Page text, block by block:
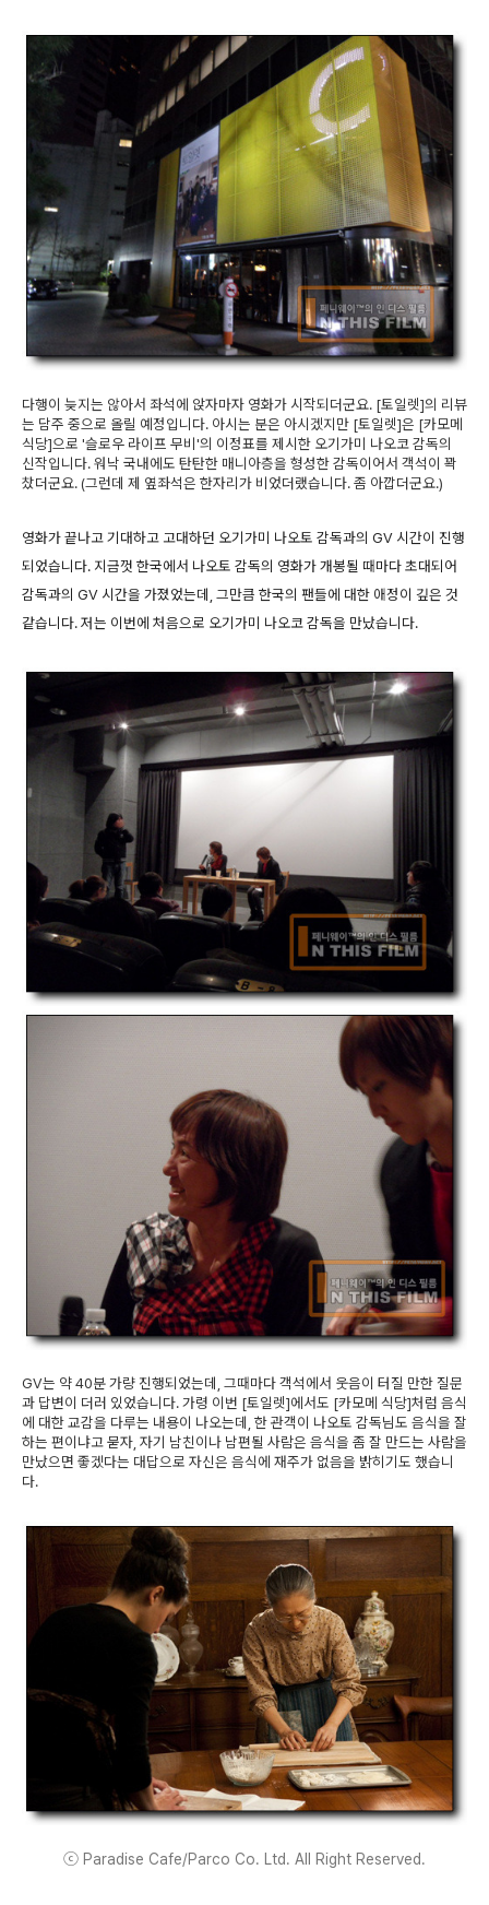
다행이 늦지는 않아서 좌석에 앉자마자 영화가 시작되더군요. [토일렛]의 리뷰
는 담주 중으로 올릴 예정입니다. 아시는 분은 아시겠지만 [토일렛]은 [카모메
식당]으로 '슬로우 라이프 무비'의 이정표를 제시한 오기가미 나오코 감독의
신작입니다. 워낙 국내에도 탄탄한 매니아층을 형성한 감독이어서 객석이 꽉
찼더군요. (그런데 제 옆좌석은 한자리가 비었더랬습니다. 좀 아깝더군요.)
영화가 끝나고 기대하고 고대하던 오기가미 나오토 감독과의 GV 시간이 진행
되었습니다. 지금껏 한국에서 나오토 감독의 영화가 개봉될 때마다 초대되어
감독과의 GV 시간을 가졌었는데, 그만큼 한국의 팬들에 대한 애정이 깊은 것
같습니다. 저는 이번에 처음으로 오기가미 나오코 감독을 만났습니다.
GV는 약 40분 가량 진행되었는데, 그때마다 객석에서 웃음이 터질 만한 질문
과 답변이 더러 있었습니다. 가령 이번 [토일렛]에서도 [카모메 식당]처럼 음식
에 대한 교감을 다루는 내용이 나오는데, 한 관객이 나오토 감독님도 음식을 잘
하는 편이냐고 묻자, 자기 남친이나 남편될 사람은 음식을 좀 잘 만드는 사람을
만났으면 좋겠다는 대답으로 자신은 음식에 재주가 없음을 밝히기도 했습니
다.
ⓒ Paradise Cafe/Parco Co. Ltd. All Right Reserved.